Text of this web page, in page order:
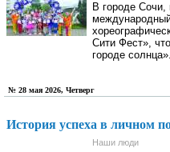
В городе Сочи,
Сити Фест»,
городе солнца».
№ 28 мая 2026, Четверг
История успеха в личном
Наши люди